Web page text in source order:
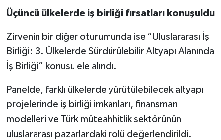
Üçüncü ülkelerde iş birliği fırsatları konuşuldu
Zirvenin bir diğer oturumunda ise “Uluslararası İş
Birliği: 3. Ülkelerde Sürdürülebilir Altyapı Alanında
İş Birliği” konusu ele alındı.
Panelde, farklı ülkelerde yürütülebilecek altyapı
projelerinde iş birliği imkanları, finansman
modelleri ve Türk müteahhitlik sektörünün
uluslararası pazarlardaki rolü değerlendirildi.